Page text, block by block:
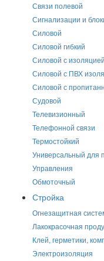
Связи полевой
Сигнализации и
Силовой
Силовой гибкий
Силовой с
Силовой с ПВХ
Силовой с
Судовой
Телевизионный
Телефонной связи
Термостойкий
Универсальный для
Управления
Обмоточный
Стройка
Огнезащитная
Лакокрасочная
Клей, герметики,
Электроизоляция